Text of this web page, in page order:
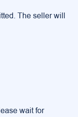
The seller will
wait for